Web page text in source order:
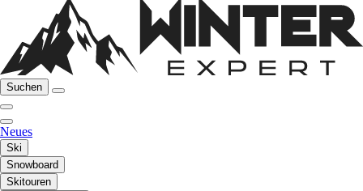
Suchen
Neues
Ski
Snowboard
Skitouren